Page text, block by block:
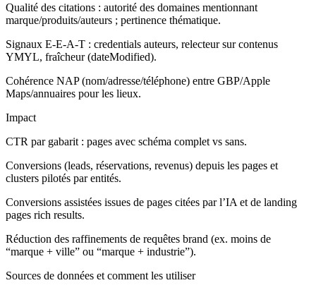
Qualité des citations : autorité des domaines mentionnant
marque/produits/auteurs ; pertinence thématique.
Signaux E‑E‑A‑T : credentials auteurs, relecteur sur contenus
YMYL, fraîcheur (dateModified).
Cohérence NAP (nom/adresse/téléphone) entre GBP/Apple
Maps/annuaires pour les lieux.
Impact
CTR par gabarit : pages avec schéma complet vs sans.
Conversions (leads, réservations, revenus) depuis les pages et
clusters pilotés par entités.
Conversions assistées issues de pages citées par l’IA et de landing
pages rich results.
Réduction des raffinements de requêtes brand (ex. moins de
“marque + ville” ou “marque + industrie”).
Sources de données et comment les utiliser